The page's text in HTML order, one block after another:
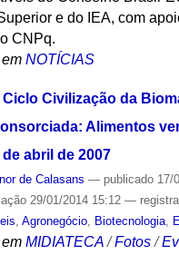
e do IEA, com
CNPq.
NOTÍCIAS
Ciclo Civilização da
Alimentos
de abril de 2007
de Calasans — publicado17/
29/01/2014 15:12 —
, Agronegócio, Biotecnologia,
MIDIATECA /Fotos /